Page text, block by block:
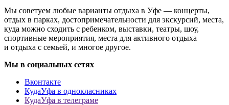
Мы советуем любые варианты отдыха в Уфе — концерты,
отдых в парках, достопримечательности для экскурсий, места,
куда можно сходить с ребенком, выставки, театры, шоу,
спортивные мероприятия, места для активного отдыха
и отдыха с семьей, и многое другое.
Мы в социальных сетях
Вконтакте
КудаУфа в однокласниках
КудаУфа в телеграме